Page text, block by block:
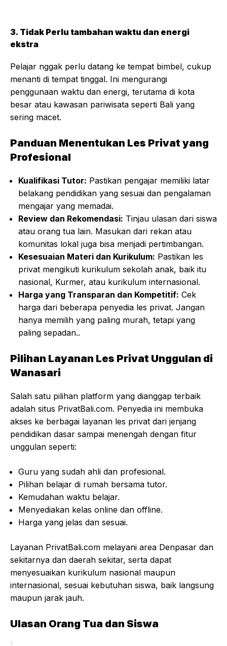
3. Tidak Perlu tambahan waktu dan energi
ekstra
Pelajar nggak perlu datang ke tempat bimbel, cukup
menanti di tempat tinggal. Ini mengurangi
penggunaan waktu dan energi, terutama di kota
besar atau kawasan pariwisata seperti Bali yang
sering macet.
Panduan Menentukan Les Privat yang
Profesional
Kualifikasi Tutor: Pastikan pengajar memiliki latar
belakang pendidikan yang sesuai dan pengalaman
mengajar yang memadai.
Review dan Rekomendasi: Tinjau ulasan dari siswa
atau orang tua lain. Masukan dari rekan atau
komunitas lokal juga bisa menjadi pertimbangan.
Kesesuaian Materi dan Kurikulum: Pastikan les
privat mengikuti kurikulum sekolah anak, baik itu
nasional, Kurmer, atau kurikulum internasional.
Harga yang Transparan dan Kompetitif: Cek
harga dari beberapa penyedia les privat. Jangan
hanya memilih yang paling murah, tetapi yang
paling sepadan..
Pilihan Layanan Les Privat Unggulan di
Wanasari
Salah satu pilihan platform yang dianggap terbaik
adalah situs PrivatBali.com. Penyedia ini membuka
akses ke berbagai layanan les privat dari jenjang
pendidikan dasar sampai menengah dengan fitur
unggulan seperti:
Guru yang sudah ahli dan profesional.
Pilihan belajar di rumah bersama tutor.
Kemudahan waktu belajar.
Menyediakan kelas online dan offline.
Harga yang jelas dan sesuai.
Layanan PrivatBali.com melayani area Denpasar dan
sekitarnya dan daerah sekitar, serta dapat
menyesuaikan kurikulum nasional maupun
internasional, sesuai kebutuhan siswa, baik langsung
maupun jarak jauh.
Ulasan Orang Tua dan Siswa